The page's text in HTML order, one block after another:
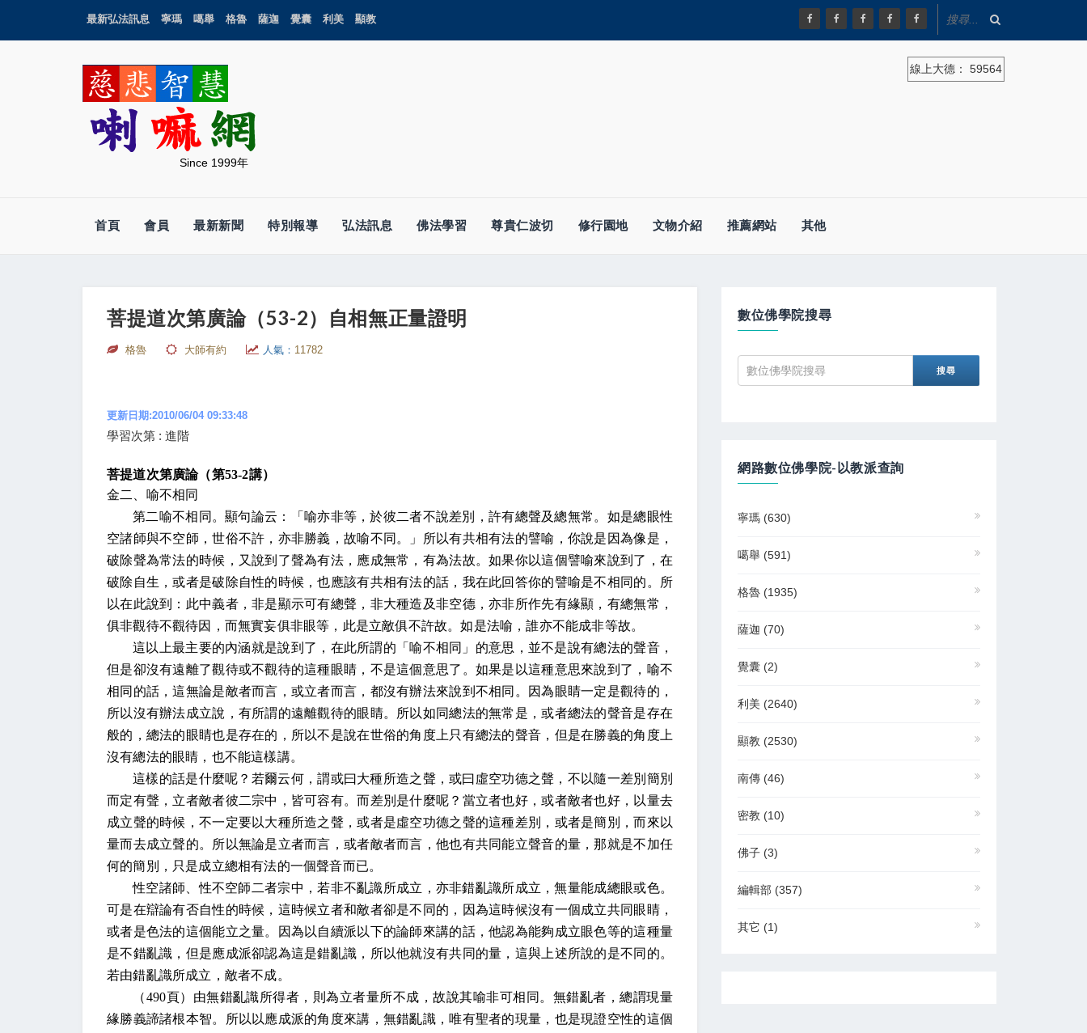
最新弘法訊息 寧瑪 噶舉 格魯 薩迦 覺囊 利美 顯教
Since 1999年
線上大德： 59564
首頁 會員 最新新聞 特別報導 弘法訊息 佛法學習 尊貴仁波切 修行園地 文物介紹 推薦網站 其他
菩提道次第廣論（53-2）自相無正量證明
格魯 大師有約 人氣： 11782
更新日期:2010/06/04 09:33:48
學習次第 : 進階
菩提道次第廣論（第53-2講）
金二、喻不相同
第二喻不相同。顯句論云：「喻亦非等，於彼二者不說差別，許有總聲及總無常。如是總眼性
空諸師與不空師，世俗不許，亦非勝義，故喻不同。」所以有共相有法的譬喻，你說是因為像是，
破除聲為常法的時候，又說到了聲為有法，應成無常，有為法故。如果你以這個譬喻來說到了，在
破除自生，或者是破除自性的時候，也應該有共相有法的話，我在此回答你的譬喻是不相同的。所
以在此說到：此中義者，非是顯示可有總聲，非大種造及非空德，亦非所作先有緣顯，有總無常，
俱非觀待不觀待因，而無實妄俱非眼等，此是立敵俱不許故。如是法喻，誰亦不能成非等故。
這以上最主要的內涵就是說到了，在此所謂的「喻不相同」的意思，並不是說有總法的聲音，
但是卻沒有遠離了觀待或不觀待的這種眼睛，不是這個意思了。如果是以這種意思來說到了，喻不
相同的話，這無論是敵者而言，或立者而言，都沒有辦法來說到不相同。因為眼睛一定是觀待的，
所以沒有辦法成立說，有所謂的遠離觀待的眼睛。所以如同總法的無常是，或者總法的聲音是存在
般的，總法的眼睛也是存在的，所以不是說在世俗的角度上只有總法的聲音，但是在勝義的角度上
沒有總法的眼睛，也不能這樣講。
這樣的話是什麼呢？若爾云何，謂或曰大種所造之聲，或曰虛空功德之聲，不以隨一差別簡別
而定有聲，立者敵者彼二宗中，皆可容有。而差別是什麼呢？當立者也好，或者敵者也好，以量去
成立聲的時候，不一定要以大種所造之聲，或者是虛空功德之聲的這種差別，或者是簡別，而來以
量而去成立聲的。所以無論是立者而言，或者敵者而言，他也有共同能立聲音的量，那就是不加任
何的簡別，只是成立總相有法的一個聲音而已。
性空諸師、性不空師二者宗中，若非不亂識所成立，亦非錯亂識所成立，無量能成總眼或色。
可是在辯論有否自性的時候，這時候立者和敵者卻是不同的，因為這時候沒有一個成立共同眼睛，
或者是色法的這個能立之量。因為以自續派以下的論師來講的話，他認為能夠成立眼色等的這種量
是不錯亂識，但是應成派卻認為這是錯亂識，所以他就沒有共同的量，這與上述所說的是不同的。
若由錯亂識所成立，敵者不成。
（490頁）由無錯亂識所得者，則為立者量所不成，故說其喻非可相同。無錯亂者，總謂現量
緣勝義諦諸根本智。所以以應成派的角度來講，無錯亂識，唯有聖者的現量，也是現證空性的這個
數位佛學院搜尋
網路數位佛學院-以教派查詢
寧瑪 (630)
噶舉 (591)
格魯 (1935)
薩迦 (70)
覺囊 (2)
利美 (2640)
顯教 (2530)
南傳 (46)
密教 (10)
佛子 (3)
編輯部 (357)
其它 (1)